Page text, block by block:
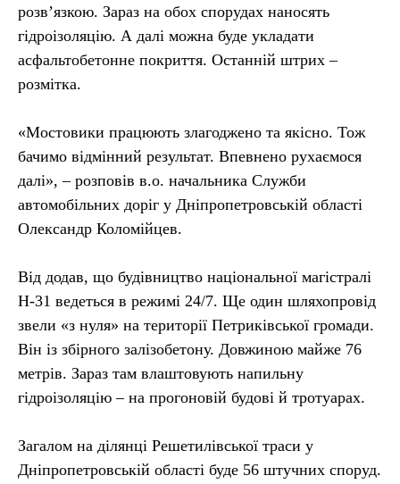
розв’язкою. Зараз на обох спорудах наносять
гідроізоляцію. А далі можна буде укладати
асфальтобетонне покриття. Останній штрих –
розмітка.
«Мостовики працюють злагоджено та якісно. Тож
бачимо відмінний результат. Впевнено рухаємося
далі», – розповів в.о. начальника Служби
автомобільних доріг у Дніпропетровській області
Олександр Коломійцев.
Від додав, що будівництво національної магістралі
Н-31 ведеться в режимі 24/7. Ще один шляхопровід
звели «з нуля» на території Петриківської громади.
Він із збірного залізобетону. Довжиною майже 76
метрів. Зараз там влаштовують напильну
гідроізоляцію – на прогоновій будові й тротуарах.
Загалом на ділянці Решетилівської траси у
Дніпропетровській області буде 56 штучних споруд.